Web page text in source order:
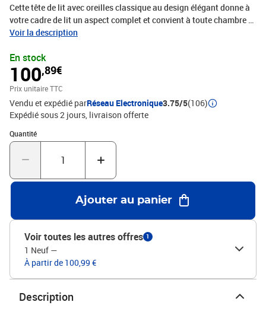
Cette tête de lit avec oreilles classique au design élégant donne à
votre cadre de lit un aspect complet et convient à toute chambre à
coucher. Tissu durable : le tissu présente un aspect simple et
pieds en bois assurent la robustesse et la stabilité.Hauteur
réglable : la tête de lit est réglable en hauteur selon vos
préférences.Excellent soutien : la tête de lit vous offre un excellent
soutien du dos lorsque vous êtes assis dans votre lit pour lire ou
regarder la télévision. Remarque :La livraison comprend
uniquement la tête de lit. Le cadre de lit et le matelas ne sont pas
inclus. Vous pouvez consulter notre boutique pour les cadres et
matelas assortis.Chaque produit est livré avec un manuel de
montage dans la boîte pour un montage facile.Couleur :
mélèze massifMatériau de remplissage : mousseDimensions
totales : 93 x 16 x 118/128 cm (l x P x H)La livraison contient :1 x
tête de lit2 x oreille
Voir la description
En stock
100,89€
Prix unitaire TTC
Vendu et expédié parRéseau Electronique3.75/5(106)
Expédié sous 2 jours livraison offerte
Quantité
Quantité : 1
Ajouter au panier
Voir toutes les autres offres 1
1 Neuf —
À partir de 100,99 €
Description